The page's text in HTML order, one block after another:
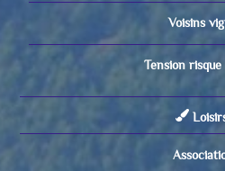
Voisins
Tension